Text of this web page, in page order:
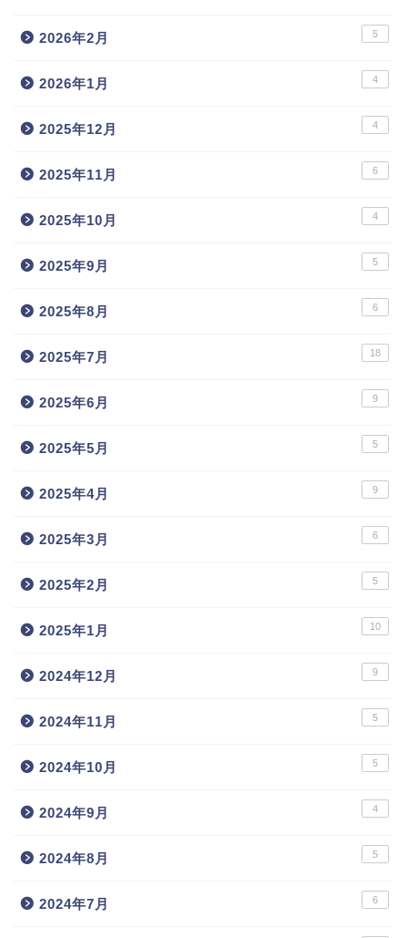
2026年2月 5
2026年1月 4
2025年12月 4
2025年11月 6
2025年10月 4
2025年9月 5
2025年8月 6
2025年7月 18
2025年6月 9
2025年5月 5
2025年4月 9
2025年3月 6
2025年2月 5
2025年1月 10
2024年12月 9
2024年11月 5
2024年10月 5
2024年9月 4
2024年8月 5
2024年7月 6